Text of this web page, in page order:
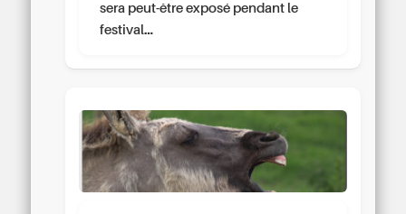
sera peut-être exposé pendant le
festival…